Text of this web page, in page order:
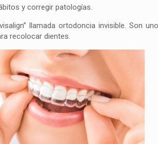
y corregir patologías.
llamada ortodoncia invisible. Son
recolocar dientes.